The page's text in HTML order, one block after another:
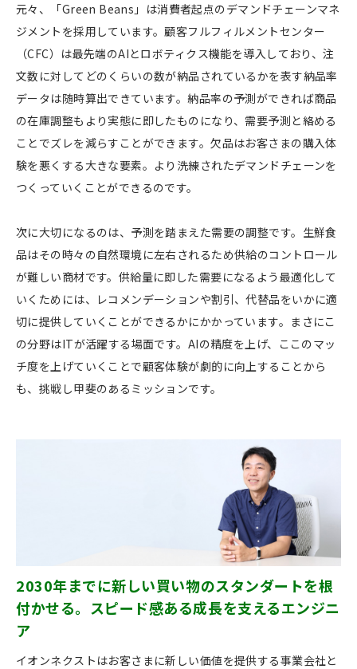
元々、「Green Beans」は消費者起点のデマンドチェーンマネ
ジメントを採用しています。顧客フルフィルメントセンター
（CFC）は最先端のAIとロボティクス機能を導入しており、注
文数に対してどのくらいの数が納品されているかを表す納品率
データは随時算出できています。納品率の予測ができれば商品
の在庫調整もより実態に即したものになり、需要予測と絡める
ことでズレを減らすことができます。欠品はお客さまの購入体
験を悪くする大きな要素。より洗練されたデマンドチェーンを
つくっていくことができるのです。
次に大切になるのは、予測を踏まえた需要の調整です。生鮮食
品はその時々の自然環境に左右されるため供給のコントロール
が難しい商材です。供給量に即した需要になるよう最適化して
いくためには、レコメンデーションや割引、代替品をいかに適
切に提供していくことができるかにかかっています。まさにこ
の分野はITが活躍する場面です。AIの精度を上げ、ここのマッ
チ度を上げていくことで顧客体験が劇的に向上することから
も、挑戦し甲斐のあるミッションです。
2030年までに新しい買い物のスタンダートを根
付かせる。スピード感ある成長を支えるエンジニ
ア
イオンネクストはお客さまに新しい価値を提供する事業会社と